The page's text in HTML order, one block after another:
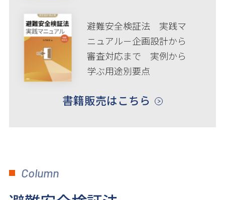
避難安全検証法 実践マ
ニュアル－企画設計から
審査対応まで 実例から
学ぶ用途別要点
書籍販売はこちら
Column